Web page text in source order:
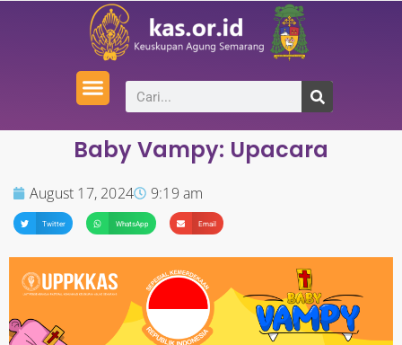
Baby Vampy: Upacara
August 17, 2024 9:19 am
Twitter WhatsApp Email